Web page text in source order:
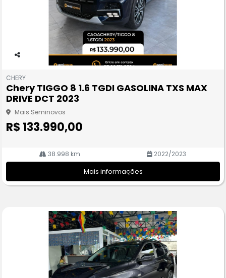
pa
rtil
he
CHERY
Chery TIGGO 8 1.6 TGDI GASOLINA TXS MAX
DRIVE DCT 2023
Mais Seminovos
R$ 133.990,00
38.998 km 2022/2023
Mais informações